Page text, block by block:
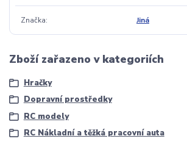
Značka Jiná
Zboží zařazeno v kategoriích
Hračky
Dopravní prostředky
RC modely
RC Nákladní a těžká pracovní auta